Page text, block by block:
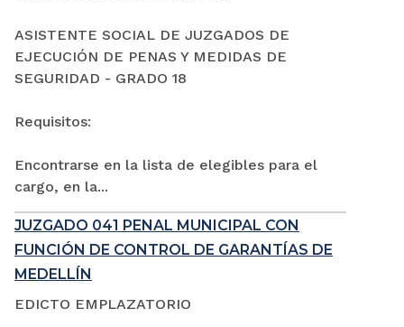
ASISTENTE SOCIAL DE JUZGADOS DE
EJECUCIÓN DE PENAS Y MEDIDAS DE
SEGURIDAD - GRADO 18
Requisitos:
Encontrarse en la lista de elegibles para el
cargo, en la...
JUZGADO 041 PENAL MUNICIPAL CON
FUNCIÓN DE CONTROL DE GARANTÍAS DE
MEDELLÍN
EDICTO EMPLAZATORIO